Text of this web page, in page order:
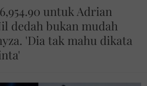
untuk Adrian
dedah bukan mudah
'Dia tak mahu dikata